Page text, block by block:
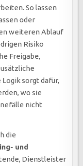
So lassen
oder
weiteren Ablauf
Risiko
Freigabe,
sorgt dafür,
wo sie
nicht
die
und
Dienstleister